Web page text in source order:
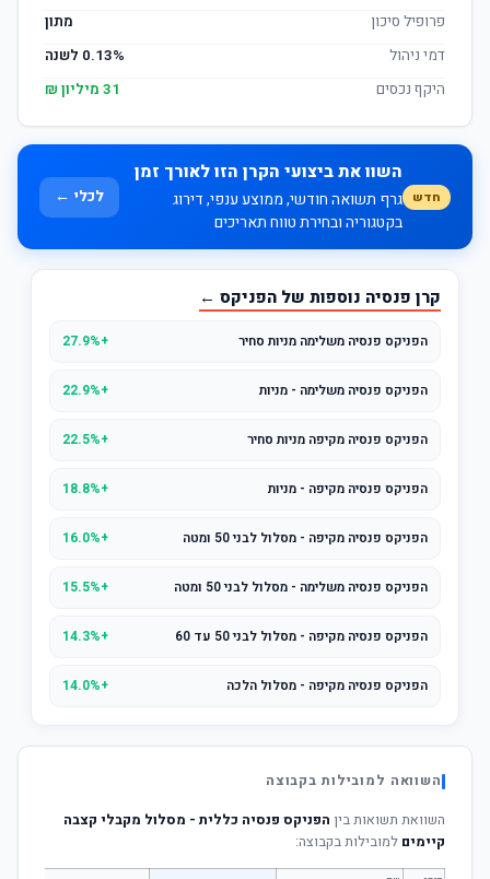
פרופיל סיכון
מתון
דמי ניהול
0.13% לשנה
היקף נכסים
31 מיליון ₪
חדש
השוו את ביצועי הקרן הזו לאורך זמן
גרף תשואה חודשי, ממוצע ענפי, דירוג
בקטגוריה ובחירת טווח תאריכים
לכלי ←
קרן פנסיה נוספות של הפניקס ←
הפניקס פנסיה משלימה מניות סחיר +27.9%
הפניקס פנסיה משלימה - מניות +22.9%
הפניקס פנסיה מקיפה מניות סחיר +22.5%
הפניקס פנסיה מקיפה - מניות +18.8%
הפניקס פנסיה מקיפה - מסלול לבני 50 ומטה +16.0%
הפניקס פנסיה משלימה - מסלול לבני 50 ומטה +15.5%
הפניקס פנסיה מקיפה - מסלול לבני 50 עד 60 +14.3%
הפניקס פנסיה מקיפה - מסלול הלכה +14.0%
השוואה למובילות בקבוצה
השוואת תשואות בין הפניקס פנסיה כללית - מסלול מקבלי קצבה
קיימים למובילות בקבוצה: